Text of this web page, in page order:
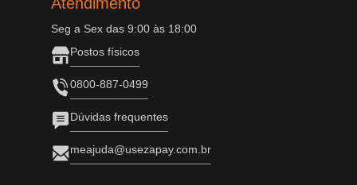
Seg a Sex das 9:00 às 18:00
Postos físicos
0800-887-0499
Dúvidas frequentes
meajuda@usezapay.com.br